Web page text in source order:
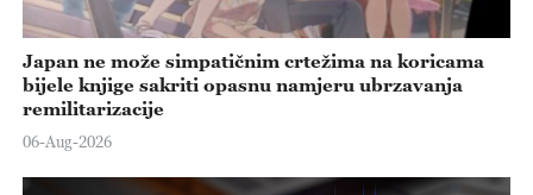
Japan ne može simpatičnim crtežima na koricama
bijele knjige sakriti opasnu namjeru ubrzavanja
remilitarizacije
06-Aug-2026